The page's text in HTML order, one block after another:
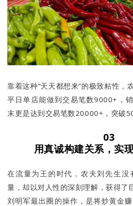
靠着这种“天天都想来”的极致粘性，
平日单店能做到交易笔数9000+，
末更是达到交易笔数20000+，突破
03
用真诚构建关系，实
在流量为王的时代，农夫刘先生没
量，却以对人性的深刻理解，获得了
刘明军最出圈的操作，是将炒黄金